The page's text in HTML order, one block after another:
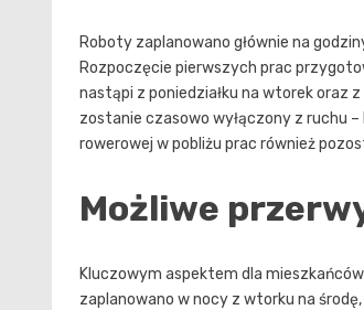
Roboty zaplanowano głównie na
Rozpoczęcie pierwszych prac
nastąpi z poniedziałku na wtorek oraz
zostanie czasowo wyłączony z ruchu
rowerowej w pobliżu prac również
Możliwe
Kluczowym aspektem dla
zaplanowano w nocy z wtorku na